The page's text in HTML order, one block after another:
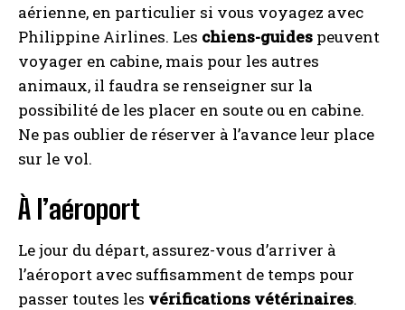
aérienne, en particulier si vous voyagez avec
Philippine Airlines. Les chiens-guides peuvent
voyager en cabine, mais pour les autres
animaux, il faudra se renseigner sur la
possibilité de les placer en soute ou en cabine.
Ne pas oublier de réserver à l’avance leur place
sur le vol.
À l’aéroport
Le jour du départ, assurez-vous d’arriver à
l’aéroport avec suffisamment de temps pour
passer toutes les vérifications vétérinaires.